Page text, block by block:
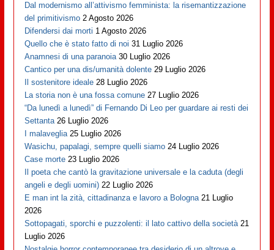
Dal modernismo all’attivismo femminista: la risemantizzazione
del primitivismo 2 Agosto 2026
Difendersi dai morti 1 Agosto 2026
Quello che è stato fatto di noi 31 Luglio 2026
Anamnesi di una paranoia 30 Luglio 2026
Cantico per una dis/umanità dolente 29 Luglio 2026
Il sostenitore ideale 28 Luglio 2026
La storia non è una fossa comune 27 Luglio 2026
“Da lunedì a lunedì” di Fernando Di Leo per guardare ai resti dei
Settanta 26 Luglio 2026
I malaveglia 25 Luglio 2026
Wasichu, papalagi, sempre quelli siamo 24 Luglio 2026
Case morte 23 Luglio 2026
Il poeta che cantò la gravitazione universale e la caduta (degli
angeli e degli uomini) 22 Luglio 2026
E man int la zità, cittadinanza e lavoro a Bologna 21 Luglio
2026
Sottopagati, sporchi e puzzolenti: il lato cattivo della società 21
Luglio 2026